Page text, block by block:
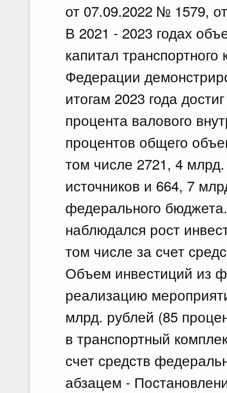
от 07.09.2022 № 1579,
В 2021 - 2023 годах
капитал
Федерации
итогам 2023 года
процента валового
процентов общего
том числе 2721, 4
источников и 664, 7
федерального
наблюдался рост
том числе за счет
Объем инвестиций из
реализацию
млрд. рублей (85
в транспортный
счет средств
абзацем -